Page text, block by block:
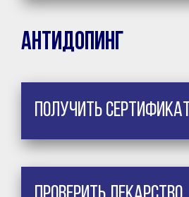
Антидопинг
Получить сертификат